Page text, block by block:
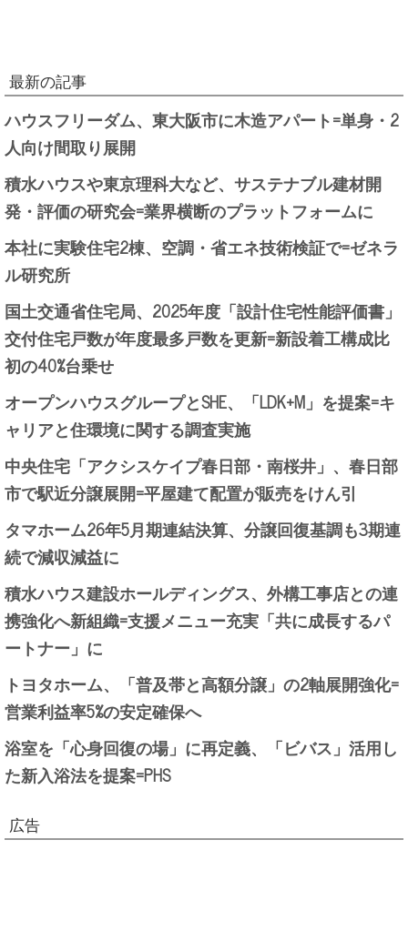
最新の記事
ハウスフリーダム、東大阪市に木造アパート=単身・2
人向け間取り展開
積水ハウスや東京理科大など、サステナブル建材開
発・評価の研究会=業界横断のプラットフォームに
本社に実験住宅2棟、空調・省エネ技術検証で=ゼネラ
ル研究所
国土交通省住宅局、2025年度「設計住宅性能評価書」
交付住宅戸数が年度最多戸数を更新=新設着工構成比
初の40%台乗せ
オープンハウスグループとSHE、「LDK+M」を提案=キ
ャリアと住環境に関する調査実施
中央住宅「アクシスケイプ春日部・南桜井」、春日部
市で駅近分譲展開=平屋建て配置が販売をけん引
タマホーム26年5月期連結決算、分譲回復基調も3期連
続で減収減益に
積水ハウス建設ホールディングス、外構工事店との連
携強化へ新組織=支援メニュー充実「共に成長するパ
ートナー」に
トヨタホーム、「普及帯と高額分譲」の2軸展開強化=
営業利益率5%の安定確保へ
浴室を「心身回復の場」に再定義、「ビバス」活用し
た新入浴法を提案=PHS
広告